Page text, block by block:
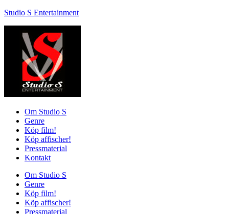
Studio S Entertainment
Om Studio S
Genre
Köp film!
Köp affischer!
Pressmaterial
Kontakt
Om Studio S
Genre
Köp film!
Köp affischer!
Pressmaterial